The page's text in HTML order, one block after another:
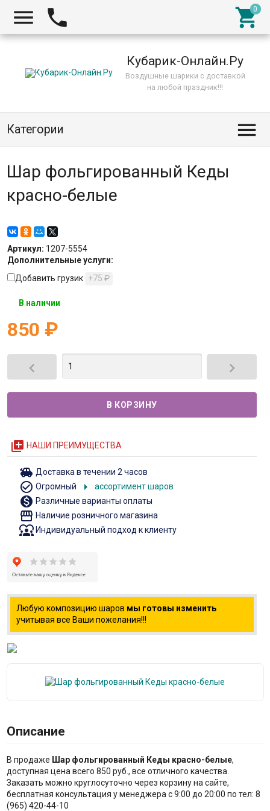
  
Кубарик-Онлайн.Ру
Воздушные шарики с доставкой
на любой праздник!!!
Категории 
Шар фольгированный Кеды
красно-белые
Артикул: 1207-5554
Дополнительные услуги:
Добавить грузик +75 ₽
В наличии
850 ₽
 
queue НАШИ ПРЕИМУЩЕСТВА
toys Доставка в течении 2 часов
check_circle_outline Огромный arrow_right ассортимент шаров
monetization_on Различные варианты оплаты
storefront Наличие розничного магазина
diversity_1Индивидуальный подход к клиенту
Любую композицию шаров мы готовы изменить
учитывая все Ваши пожелания!!!
Описание
В продаже Шар фольгированный Кеды красно-белые,
доступная цена всего 850 руб., все отличного качества.
Заказать можно круглосуточно через корзину на сайте,
бесплатная консультация у менеджера с 9:00 до 20:00 по тел: 8
(965) 420-44-10